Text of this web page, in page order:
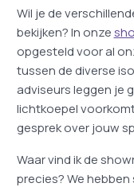
Wil je de
bekijken? In onze
opgesteld voor al
tussen de diverse
adviseurs leggen je
lichtkoepel
gesprek over jouw
Waar vind ik de
precies? We